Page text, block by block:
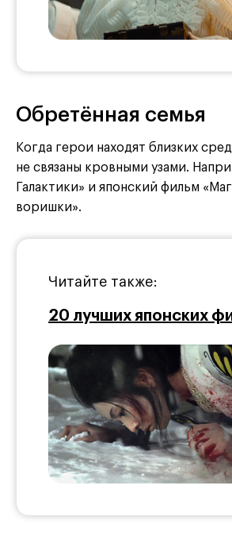
Обретённая семья
Когда герои находят близких
не связаны кровными узами.
Галактики» и японский фильм
воришки».
Читайте также:
20 лучших японских